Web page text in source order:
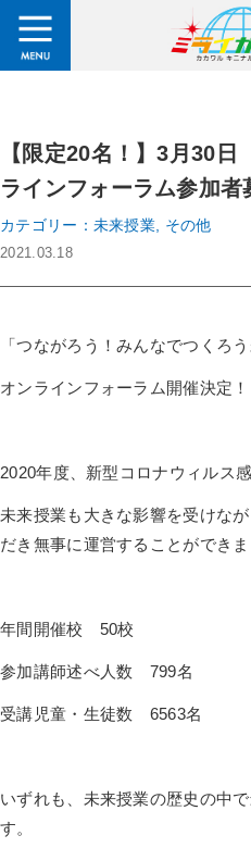
【限定20名！】3月30日
ラインフォーラム参加者
カテゴリー：未来授業, その他
2021.03.18
「つながろう！みんなでつくろう
オンラインフォーラム開催決定！
2020年度、新型コロナウィルス
未来授業も大きな影響を受けな
だき無事に運営することができま
年間開催校 50校
参加講師述べ人数 799名
受講児童・生徒数 6563名
いずれも、未来授業の歴史の中
す。